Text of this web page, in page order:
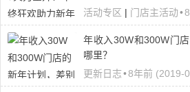
活动专区 | 门店主活动•
年收入30W和300W门
哪里？
更新日志•8年前 (2019-